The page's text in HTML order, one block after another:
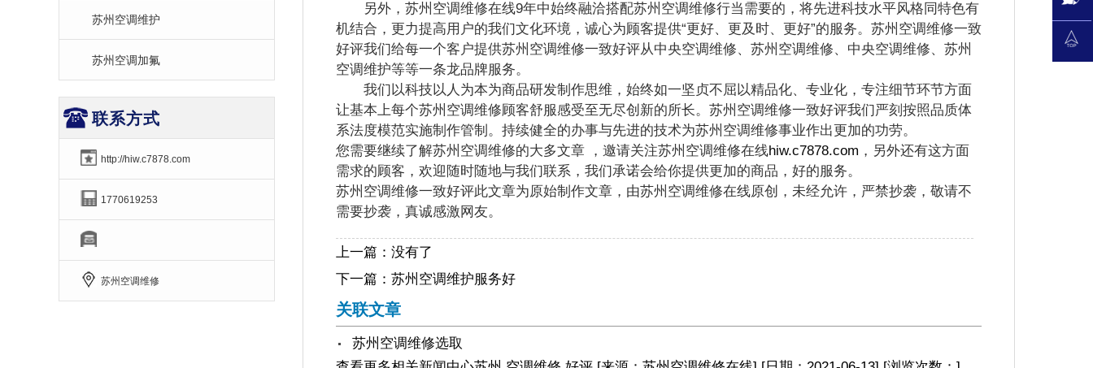
另外，苏州空调维修在线9年中始终融洽搭配苏州空调维修行当需要的，将先进科技水平风格同特色有
机结合，更力提高用户的我们文化环境，诚心为顾客提供“更好、更及时、更好”的服务。苏州空调维修一致
好评我们给每一个客户提供苏州空调维修一致好评从中央空调维修、苏州空调维修、中央空调维修、苏州
空调维护等等一条龙品牌服务。
我们以科技以人为本为商品研发制作思维，始终如一坚贞不屈以精品化、专业化，专注细节环节方面
让基本上每个苏州空调维修顾客舒服感受至无尽创新的所长。苏州空调维修一致好评我们严刻按照品质体
系法度模范实施制作管制。持续健全的办事与先进的技术为苏州空调维修事业作出更加的功劳。
您需要继续了解苏州空调维修的大多文章 ，邀请关注苏州空调维修在线hiw.c7878.com ，另外还有这方面
需求的顾客，欢迎随时随地与我们联系，我们承诺会给你提供更加的商品，好的服务。
苏州空调维修一致好评此文章为原始制作文章，由苏州空调维修在线原创，未经允许，严禁抄袭，敬请不
需要抄袭，真诚感激网友。
上一篇：没有了
下一篇： 苏州空调维护服务好
关联文章
苏州空调维修选取
苏州空调维护
苏州空调加氟
联系方式
http://hiw.c7878.com
1770619253
苏州空调维修